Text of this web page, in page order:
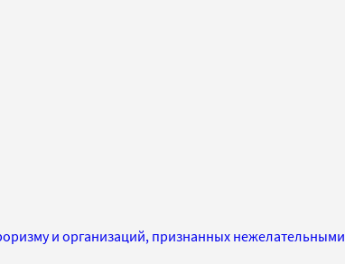
и организаций, признанных нежелательными